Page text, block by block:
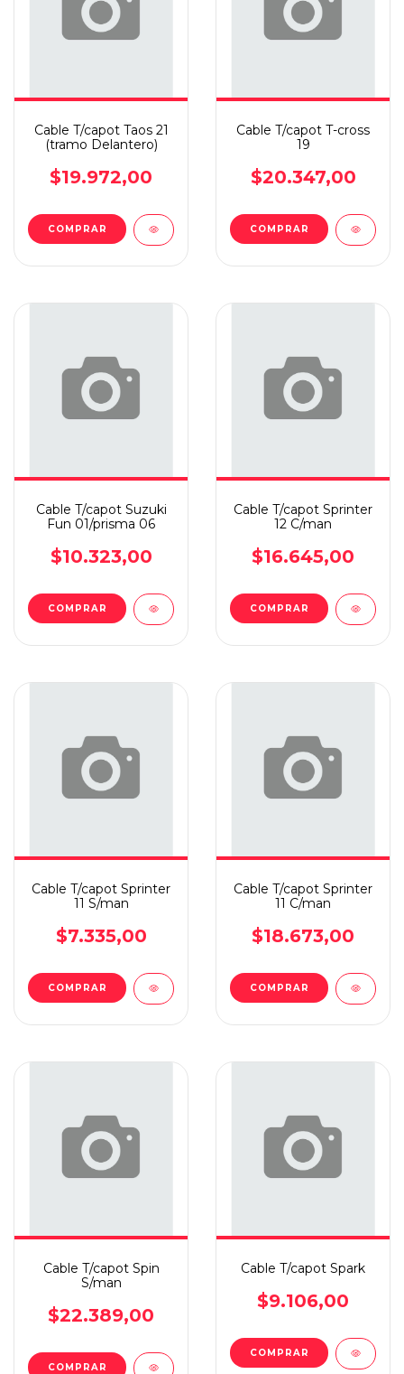
Cable T/capot Taos 21
(tramo Delantero)
$19.972,00
COMPRAR
Cable T/capot T-cross
19
$20.347,00
COMPRAR
Cable T/capot Suzuki
Fun 01/prisma 06
$10.323,00
COMPRAR
Cable T/capot Sprinter
12 C/man
$16.645,00
COMPRAR
Cable T/capot Sprinter
11 S/man
$7.335,00
COMPRAR
Cable T/capot Sprinter
11 C/man
$18.673,00
COMPRAR
Cable T/capot Spin
S/man
$22.389,00
COMPRAR
Cable T/capot Spark
$9.106,00
COMPRAR